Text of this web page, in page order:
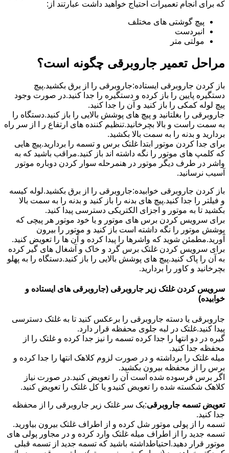
که برای انجام تعمیرات احتیاج خواهید داشت عبارتند از:
پیچ گوشتی های مختلف
انبردست
مولتی متر
مراحل تعمیر جاروبرقی چگونه است؟
باز کردن جاروبرقی ایستاده:جاروبرقی را از برق بکشید.پیچ
دستگیره پایین را باز کرده و دستگیره را جدا کنید.در صورت وجود
پیچ لوله کمکی را باز کنید و آن را جدا کنید.
جاروبرقی را بغلتانید و پیچ های پوشش بالایی را باز کنید.دستگاه را
به سمت راست و بالا بچرخانید.تنظیم کننده های ارتفاع ر ا از سر راه
بردارید و بدنه را به سمت بالا بکشید.
برای جدا کردن موتور ابتدا غلتک برس و تسمه را بردارید.پیچ هایی
که کلمپ های موتور را نگه داشته اند باز کنید.مراقب باشید که به
واشر در طرف دیگر موتور در هنمرحله سوار کردن دوباره موتور
آسیب نرسانید.
باز کردن جاروبرقی خوابیده:جاروبرقی را از برق بکشید.لوله کیسه
و فیلتر را جدا کنید.پیچ های بدنه را باز کنید و بدنه را به سمت بالا
بکشید تا به موتور و اجزای الکتریکی دسترسی پیدا کنید.
برای سرویس کردن برس های موتور و یا خود موتور هر پیچی که
پوشش موتور را نگه داشته است باز کنید و موتور را بیرون
آورید.مطمئن شوید که واشرها را پیدا کرده و آن ها را تعویض کنید.
برای سرویس کردن غلتک برس گرد و خاک و آشغال های گیر کرده
به آن را پاک کنید.پیچ های پوشش بالایی را باز کنید.دستگاه را به پهلو
بچرخانید و کاور را بردارید.
سرویس کردن غلتک زیر جاروبرقی (جاروبرقی های ایستاده و
خوابیده)
جاروبرقی یا دسته جاروبرقی را برعکس کنید تا به غلتک دسترسی
پیدا کنید.غلتک در لبه جلوی محفظه قرار دارد.
گیره در دو انتها را جدا کرده تسمه را نیز جدا کرده و غلتک را از
محفظه جدا کنید.
میله غلتک را برداشته و در صورت لزوم کلاهک انتها را جدا کرده و
برس را از محفظه بیرون بکشید.
اگر برس فرسوده شده است آن را تعویض کنید.در صورت نیاز
کلاهک شکسته شده را تعویض کنیدو یا کل غلتک را تعویض کنید.
تعویض تسمه جاروبرقی:یک سر غلتک زیر جاروبرقی را از محفظه
جدا کنید.
تسمه را از پولی موتور شل کرده و از اطراف غلتک بیرون بیاورید.
تسمه جدید را از اطراف میله غلتک وارد کرده و در مجاور پولی های
موتور قرار دهید.احتیاطداشته باشید که تسمه جدید از تسمه قبلی